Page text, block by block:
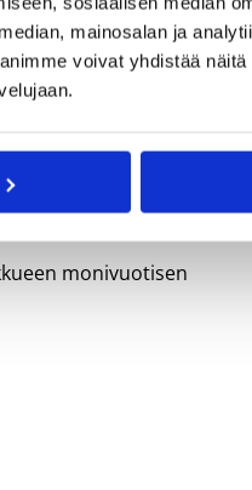
mainosalan ja
voivat yhdistää
tutun pelaajan takaisin
pelaaja, minkä lisäksi
vaatimukset.
sopimuksen myötä
monivuotisen